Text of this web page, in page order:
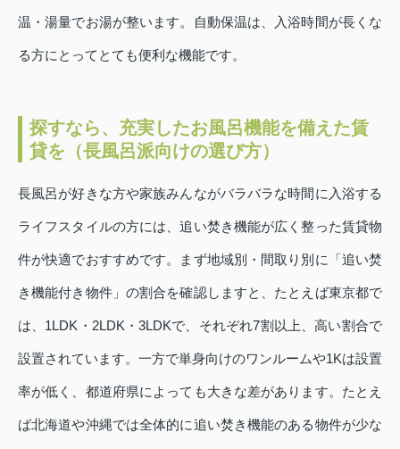
温・湯量でお湯が整います。自動保温は、入浴時間が長くな
る方にとってとても便利な機能です。
探すなら、充実したお風呂機能を備えた賃
貸を（長風呂派向けの選び方）
長風呂が好きな方や家族みんながバラバラな時間に入浴する
ライフスタイルの方には、追い焚き機能が広く整った賃貸物
件が快適でおすすめです。まず地域別・間取り別に「追い焚
き機能付き物件」の割合を確認しますと、たとえば東京都で
は、1LDK・2LDK・3LDKで、それぞれ7割以上、高い割合で
設置されています。一方で単身向けのワンルームや1Kは設置
率が低く、都道府県によっても大きな差があります。たとえ
ば北海道や沖縄では全体的に追い焚き機能のある物件が少な